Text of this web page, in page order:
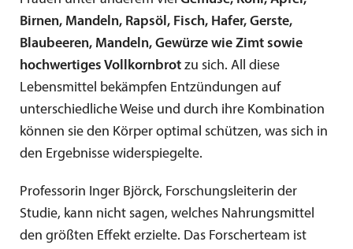
Birnen, Mandeln, Rapsöl, Fisch, Hafer, Gerste,
Blaubeeren, Mandeln, Gewürze wie Zimt sowie
hochwertiges Vollkornbrot zu sich. All diese
Lebensmittel bekämpfen Entzündungen auf
unterschiedliche Weise und durch ihre Kombination
können sie den Körper optimal schützen, was sich in
den Ergebnisse widerspiegelte.
Professorin Inger Björck, Forschungsleiterin der
Studie, kann nicht sagen, welches Nahrungsmittel
den größten Effekt erzielte. Das Forscherteam ist